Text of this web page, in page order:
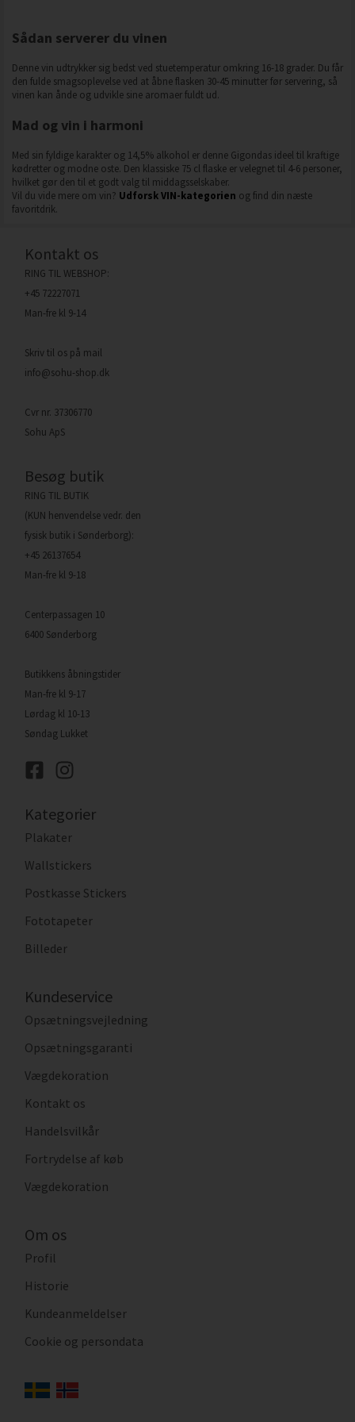
Sådan serverer du vinen
Denne vin udtrykker sig bedst ved stuetemperatur omkring 16-18 grader. Du får
den fulde smagsoplevelse ved at åbne flasken 30-45 minutter før servering, så
vinen kan ånde og udvikle sine aromaer fuldt ud.
Mad og vin i harmoni
Med sin fyldige karakter og 14,5% alkohol er denne Gigondas ideel til kraftige
kødretter og modne oste. Den klassiske 75 cl flaske er velegnet til 4-6 personer,
hvilket gør den til et godt valg til middagsselskaber.
Vil du vide mere om vin? Udforsk VIN-kategorien og find din næste
favoritdrik.
Kontakt os
RING TIL WEBSHOP:
+45 72227071
Man-fre kl 9-14
Skriv til os på mail
info@sohu-shop.dk
Cvr nr. 37306770
Sohu ApS
Besøg butik
RING TIL BUTIK
(KUN henvendelse vedr. den
fysisk butik i Sønderborg):
+45 26137654
Man-fre kl 9-18
Centerpassagen 10
6400 Sønderborg
Butikkens åbningstider
Man-fre kl 9-17
Lørdag kl 10-13
Søndag Lukket
Kategorier
Plakater
Wallstickers
Postkasse Stickers
Fototapeter
Billeder
Kundeservice
Opsætningsvejledning
Opsætningsgaranti
Vægdekoration
Kontakt os
Handelsvilkår
Fortrydelse af køb
Vægdekoration
Om os
Profil
Historie
Kundeanmeldelser
Cookie og persondata